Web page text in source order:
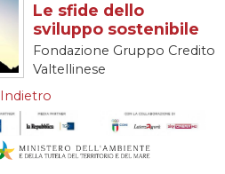
Le sfide dello
sviluppo sostenibile
Fondazione Gruppo Credito
Valtellinese
Indietro